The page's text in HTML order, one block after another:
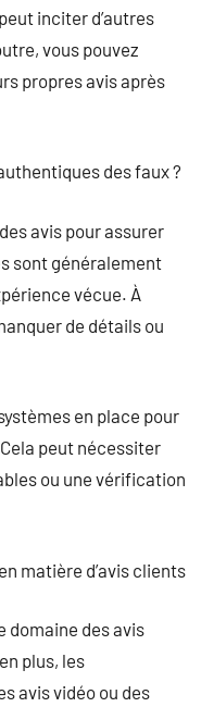
inciter d’autres
vous pouvez
propres avis après
des faux ?
avis pour assurer
sont généralement
vécue. À
de détails ou
en place pour
peut nécessiter
ou une vérification
matière d’avis clients
domaine des avis
plus, les
avis vidéo ou des